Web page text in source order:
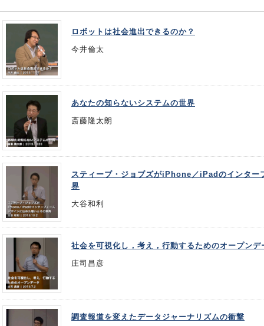
ロボットは社会進出できるのか？
今井倫太
あなたの知らないシステムの世界
斎藤隆太朗
スティーブ・ジョブズがiPhone／iPadのインター
界
大谷和利
社会を可視化し，考え，行動するためのオープンデ
庄司昌彦
調査報道を変えたデータジャーナリズムの衝撃